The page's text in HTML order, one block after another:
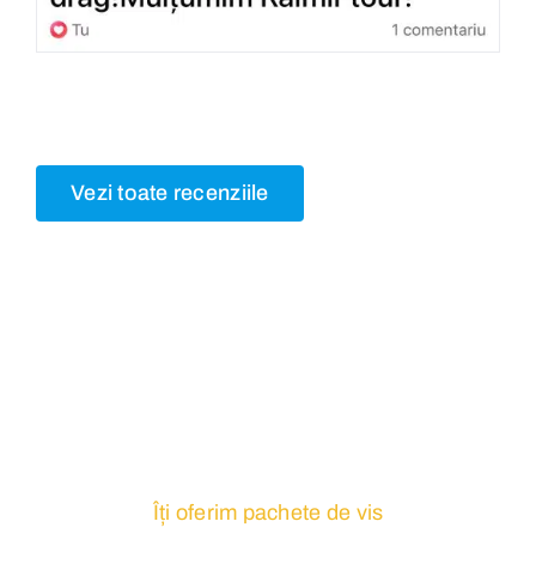
Vezi toate recenziile
Îți oferim pachete de vis